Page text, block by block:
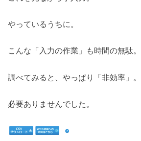
やっているうちに。
こんな「入力の作業」も時間の無駄。
調べてみると、やっぱり「非効率」。
必要ありませんでした。